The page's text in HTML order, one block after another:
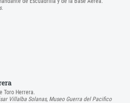
Toro Herrera.
Villalba Solanas, Museo Guerra del Pacifico